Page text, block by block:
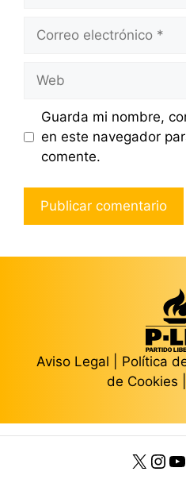
Correo
Web
Guarda mi nombre,
en este navegador
comente.
Aviso Legal Política
de Cookies